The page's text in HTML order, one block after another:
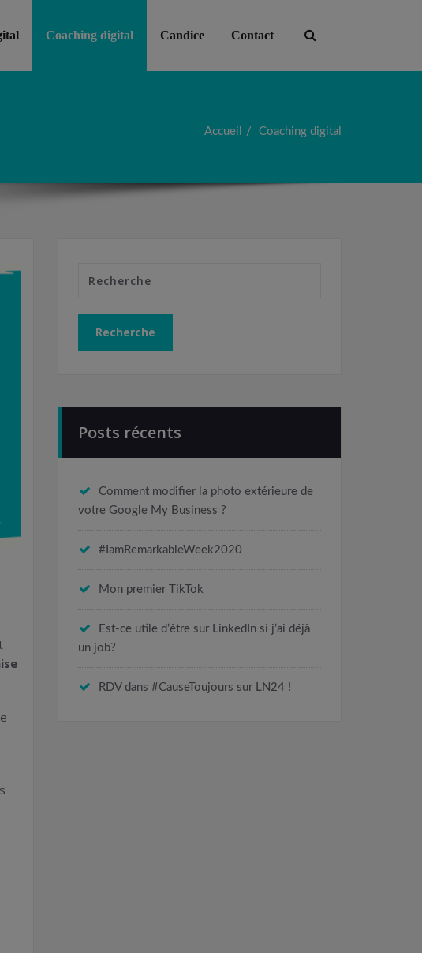
Coaching digital Candice Contact
Accueil Coaching digital
Posts récents
Comment modifier la photo extérieure de
votre Google My Business ?
#IamRemarkableWeek2020
Mon premier TikTok
Est-ce utile d’être sur LinkedIn si j’ai déjà
un job?
RDV dans #CauseToujours sur LN24 !